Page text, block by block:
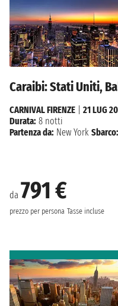
Caraibi: Stati Uniti,
da 791 €
prezzo per persona Tasse incluse
CARNIVAL FIRENZE
21 LUG
Durata: 8 notti
Partenza da: New York Sbarco: